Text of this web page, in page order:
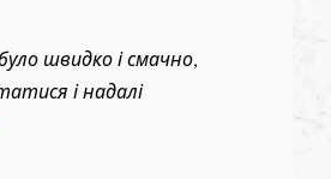
швидко і смачно,
і надалі